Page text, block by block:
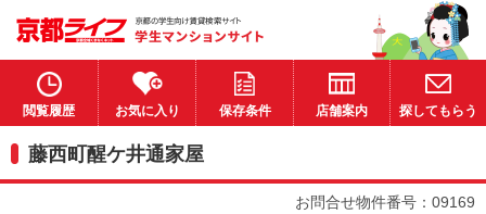
閲覧履歴 お気に入り 保存条件 店舗案内 探してもらう
藤西町醒ケ井通家屋
お問合せ物件番号：09169